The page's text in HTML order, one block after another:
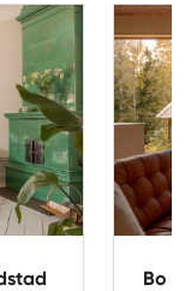
Bo